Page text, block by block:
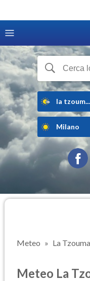
la tzoum...
Milano
Meteo La
Meteo La